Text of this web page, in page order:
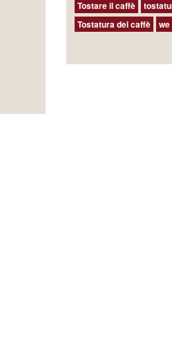
Tostare il caffè
Tostatura del caffè